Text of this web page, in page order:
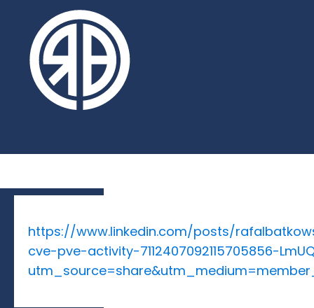
https://www.linkedin.com/posts/
cve-pve-activity-7112407092115705856-